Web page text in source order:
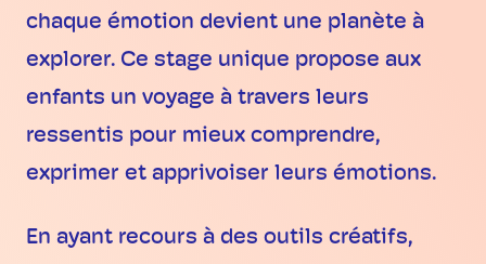
chaque émotion devient une planète à
explorer. Ce stage unique propose aux
enfants un voyage à travers leurs
ressentis pour mieux comprendre,
exprimer et apprivoiser leurs émotions.
En ayant recours à des outils créatifs,